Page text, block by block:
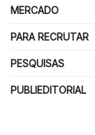
MERCADO
PARA RECRUTAR
PESQUISAS
PUBLIEDITORIAL